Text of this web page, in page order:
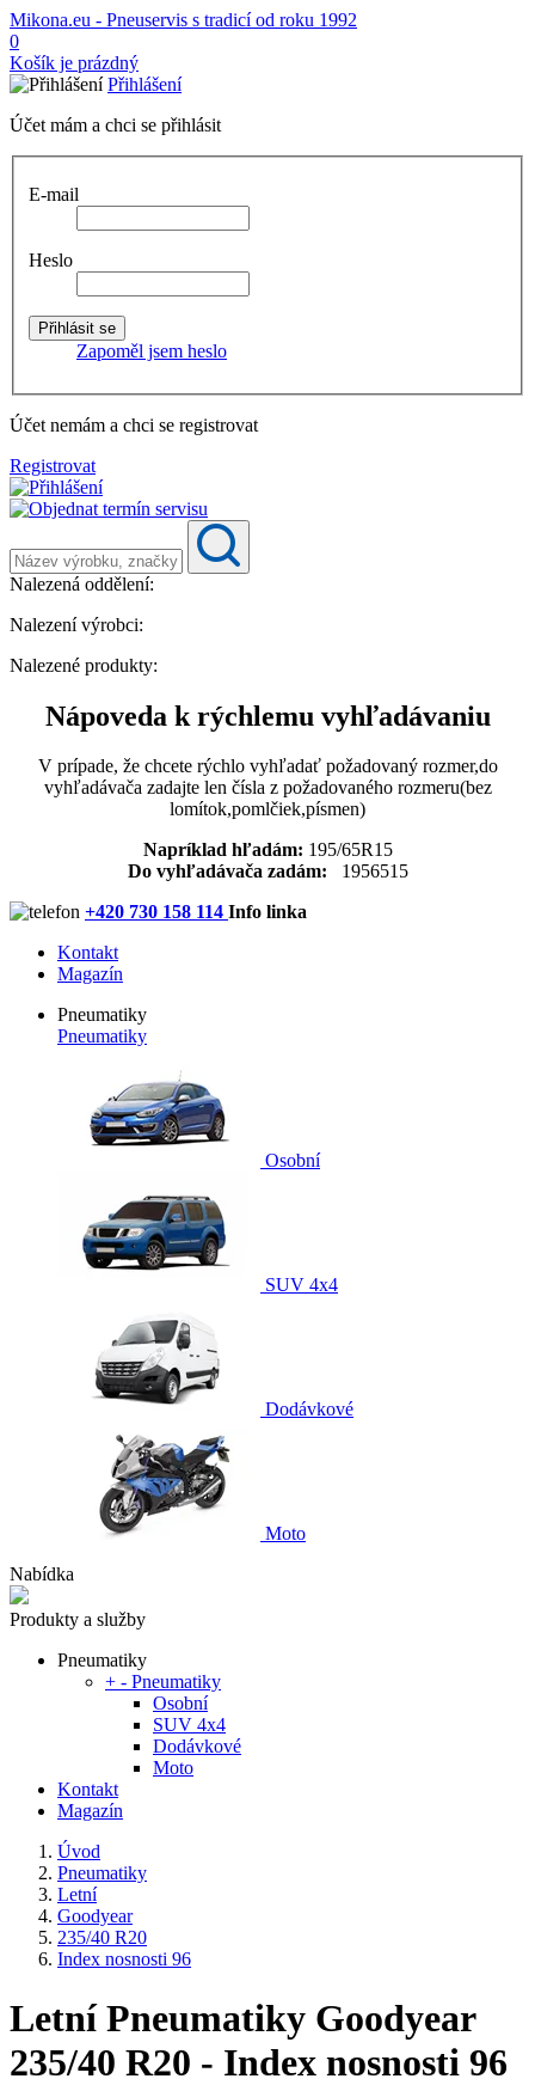
Mikona.eu - Pneuservis s tradicí od roku 1992
0
Košík je prázdný
Přihlášení
Účet mám a chci se přihlásit
E-mail
Heslo
Zapoměl jsem heslo
Účet nemám a chci se registrovat
Registrovat
Nalezená oddělení:
Nalezení výrobci:
Nalezené produkty:
Nápoveda k rýchlemu vyhľadávaniu
V prípade, že chcete rýchlo vyhľadať požadovaný rozmer,do
vyhľadávača zadajte len čísla z požadovaného rozmeru(bez
lomítok,pomlčiek,písmen)
Napríklad hľadám: 195/65R15
Do vyhľadávača zadám: 1956515
+420 730 158 114 Info linka
Kontakt
Magazín
Pneumatiky
Pneumatiky
Osobní
SUV 4x4
Dodávkové
Moto
Nabídka
Produkty a služby
Pneumatiky
+ - Pneumatiky
Osobní
SUV 4x4
Dodávkové
Moto
Kontakt
Magazín
Úvod
Pneumatiky
Letní
Goodyear
235/40 R20
Index nosnosti 96
Letní Pneumatiky Goodyear
235/40 R20 - Index nosnosti 96